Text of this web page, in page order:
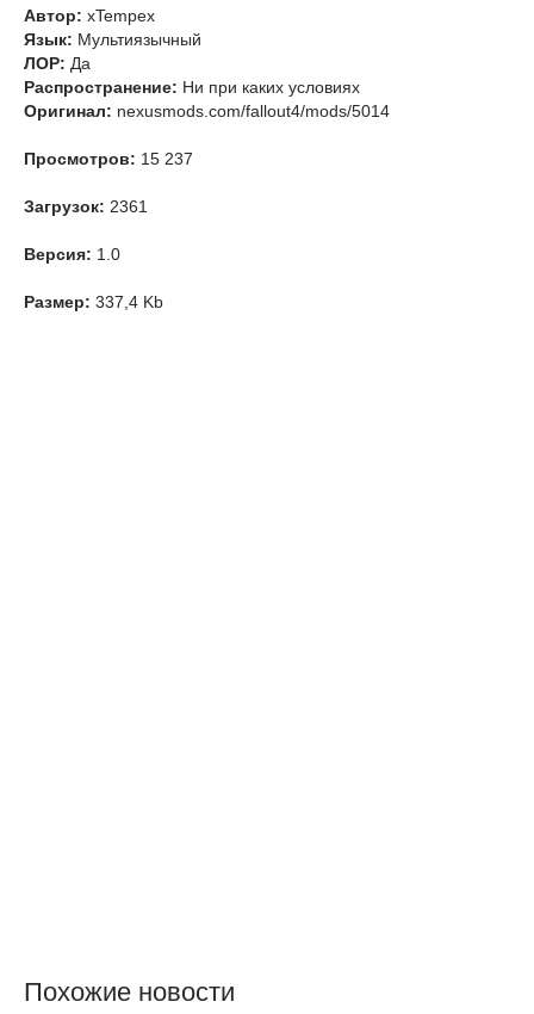
Автор: xTempex
Язык: Мультиязычный
ЛОР: Да
Распространение: Ни при каких условиях
Оригинал: nexusmods.com/fallout4/mods/5014
Просмотров: 15 237
Загрузок: 2361
Версия: 1.0
Размер: 337,4 Kb
Похожие новости